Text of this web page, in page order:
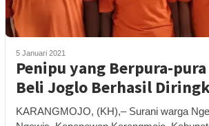
5 Januari 2021
Penipu yang Berpura-
Beli Joglo Berhasil
KARANGMOJO, (KH),– Surani warga